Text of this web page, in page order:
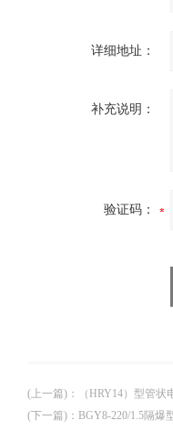
详细地址：
补充说明：
验证码：
(上一篇) ：
（HRY14）型管
(下一篇) ： BGY8-220/1.5隔爆